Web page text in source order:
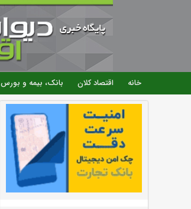
خانه اقتصاد کلان بانک، بیمه و بورس